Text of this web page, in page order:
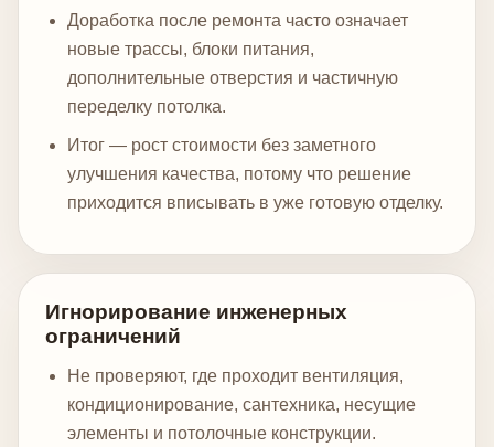
Доработка после ремонта часто означает
новые трассы, блоки питания,
дополнительные отверстия и частичную
переделку потолка.
Итог — рост стоимости без заметного
улучшения качества, потому что решение
приходится вписывать в уже готовую отделку.
Игнорирование инженерных
ограничений
Не проверяют, где проходит вентиляция,
кондиционирование, сантехника, несущие
элементы и потолочные конструкции.